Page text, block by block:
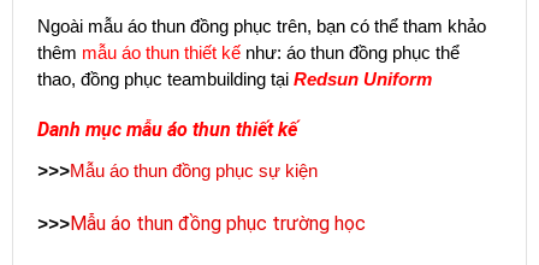
Ngoài mẫu áo thun đồng phục trên, bạn có thể tham khảo
thêm mẫu áo thun thiết kế như: áo thun đồng phục thể
thao, đồng phục teambuilding tại Redsun Uniform
Danh mục mẫu áo thun thiết kế
>>>Mẫu áo thun đồng phục sự kiện
>>>Mẫu áo thun đồng phục trường học